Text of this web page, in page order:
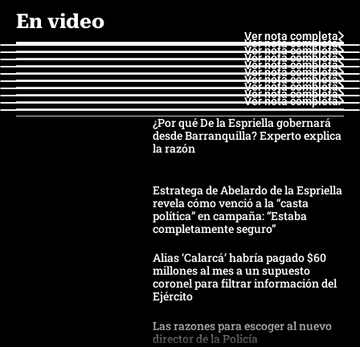
En video
Ver nota completa
Ver nota completa
Ver nota completa
Ver nota completa
Ver nota completa
Ver nota completa
Ver nota completa
Ver nota completa
Ver nota completa
Ver nota completa
¿Por qué De la Espriella gobernará
desde Barranquilla? Experto explica
la razón
Estratega de Abelardo de la Espriella
revela cómo venció a la “casta
política” en campaña: “Estaba
completamente seguro”
Alias ‘Calarcá’ habría pagado $60
millones al mes a un supuesto
coronel para filtrar información del
Ejército
Las razones para escoger al nuevo
director de la Policía